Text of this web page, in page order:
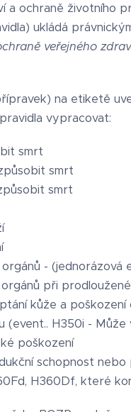
a ochraně životního
ukládá
veřejného
na etiketě
vypracovat:
smrt
smrt
smrt
- (jednorázová
při
kůže a poškození
(event.. H350i -
poškození
schopnost
H360Df, které